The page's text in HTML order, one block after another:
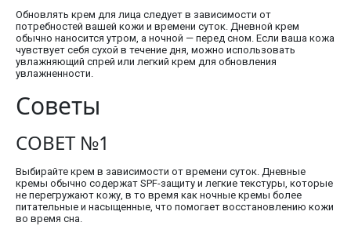
Обновлять крем для лица следует в зависимости от
потребностей вашей кожи и времени суток. Дневной крем
обычно наносится утром, а ночной — перед сном. Если ваша кожа
чувствует себя сухой в течение дня, можно использовать
увлажняющий спрей или легкий крем для обновления
увлажненности.
Советы
СОВЕТ №1
Выбирайте крем в зависимости от времени суток. Дневные
кремы обычно содержат SPF-защиту и легкие текстуры, которые
не перегружают кожу, в то время как ночные кремы более
питательные и насыщенные, что помогает восстановлению кожи
во время сна.